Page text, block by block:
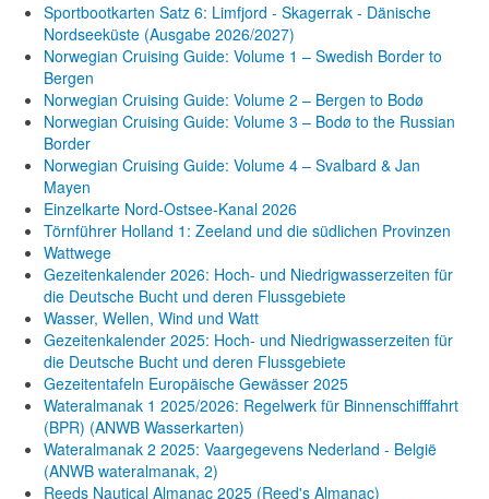
Sportbootkarten Satz 6: Limfjord - Skagerrak - Dänische
Nordseeküste (Ausgabe 2026/2027)
Norwegian Cruising Guide: Volume 1 – Swedish Border to
Bergen
Norwegian Cruising Guide: Volume 2 – Bergen to Bodø
Norwegian Cruising Guide: Volume 3 – Bodø to the Russian
Border
Norwegian Cruising Guide: Volume 4 – Svalbard & Jan
Mayen
Einzelkarte Nord-Ostsee-Kanal 2026
Törnführer Holland 1: Zeeland und die südlichen Provinzen
Wattwege
Gezeitenkalender 2026: Hoch- und Niedrigwasserzeiten für
die Deutsche Bucht und deren Flussgebiete
Wasser, Wellen, Wind und Watt
Gezeitenkalender 2025: Hoch- und Niedrigwasserzeiten für
die Deutsche Bucht und deren Flussgebiete
Gezeitentafeln Europäische Gewässer 2025
Wateralmanak 1 2025/2026: Regelwerk für Binnenschifffahrt
(BPR) (ANWB Wasserkarten)
Wateralmanak 2 2025: Vaargegevens Nederland - België
(ANWB wateralmanak, 2)
Reeds Nautical Almanac 2025 (Reed's Almanac)